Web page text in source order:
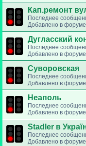
Кап.ремонт
Последнее
Добавлено в форуме
Дугласский
Последнее
Добавлено в форуме
Суворовская
Последнее
Добавлено в форуме
Неаполь
Последнее
Добавлено в форуме
Stadler в
Последнее
Добавлено в форуме